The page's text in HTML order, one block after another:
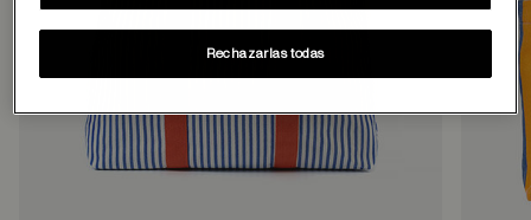
Rechazarlas todas